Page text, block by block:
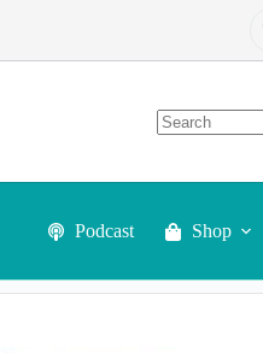
Podcast Shop